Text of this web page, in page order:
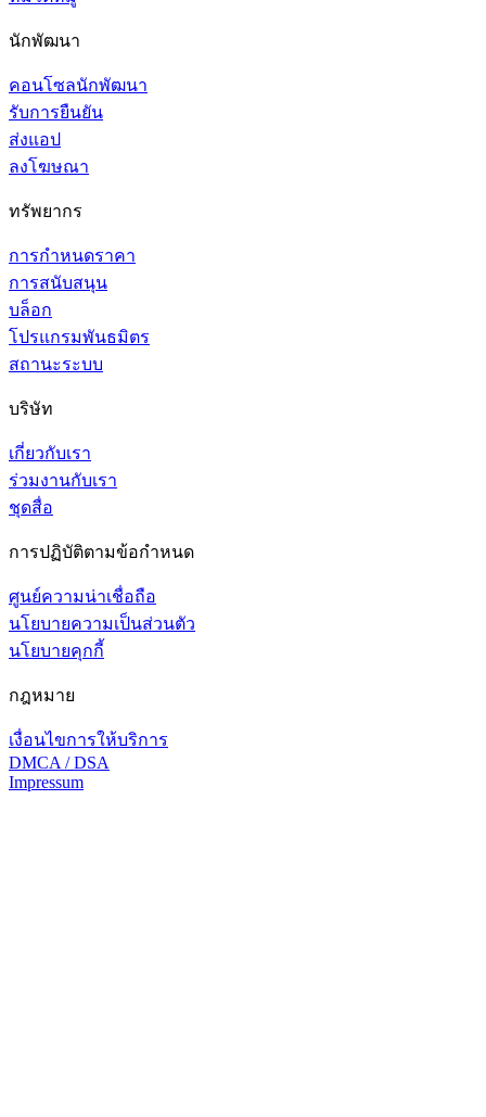
นักพัฒนา
คอนโซลนักพัฒนา
รับการยืนยัน
ส่งแอป
ลงโฆษณา
ทรัพยากร
การกำหนดราคา
การสนับสนุน
บล็อก
โปรแกรมพันธมิตร
สถานะระบบ
บริษัท
เกี่ยวกับเรา
ร่วมงานกับเรา
ชุดสื่อ
การปฏิบัติตามข้อกำหนด
ศูนย์ความน่าเชื่อถือ
นโยบายความเป็นส่วนตัว
นโยบายคุกกี้
กฎหมาย
เงื่อนไขการให้บริการ
DMCA / DSA
Impressum